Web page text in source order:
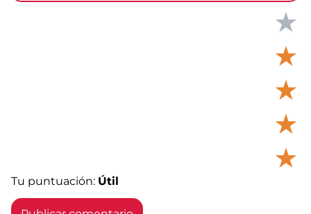
★
★
★
★
★
Tu puntuación: Útil